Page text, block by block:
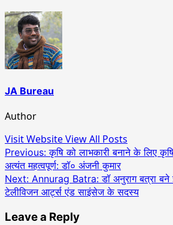
JA Bureau
Author
Visit WebsiteView All Posts
Post
navigation
Previous:कृषि को लाभकारी बनाने के लिए कृषि
अत्यंत महत्वपूर्ण: डॉ० अंजनी कुमार
Next: Annurag Batra: डॉ अनुराग बत्रा
टेलीविजन आर्ट्स एंड साइंसेज के सदस्य
Leave a Reply